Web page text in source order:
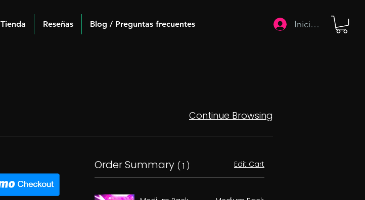
Tienda Reseñas Blog / Preguntas frecuentes Iniciar sesión
Continue Browsing
Order Summary ( 1 ) Edit Cart